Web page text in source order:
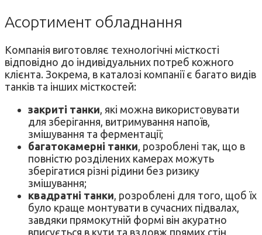
Асортимент обладнання
Компанія виготовляє технологічні місткості
відповідно до індивідуальних потреб кожного
клієнта. Зокрема, в каталозі компанії є багато видів
танків та інших місткостей:
закриті танки, які можна використовувати
для зберігання, витримування напоїв,
змішування та ферментації;
багатокамерні танки, розроблені так, що в
повністю розділених камерах можуть
зберігатися різні рідини без ризику
змішування;
квадратні танки, розроблені для того, щоб їх
було краще монтувати в сучасних підвалах,
завдяки прямокутній формі він акуратно
вписується в кути та вздовж прямих стін,